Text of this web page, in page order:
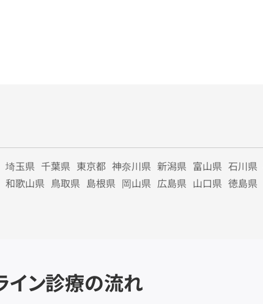
埼玉県 千葉県 東京都 神奈川県 新潟県 富山県 石川県
和歌山県 鳥取県 島根県 岡山県 広島県 山口県 徳島県
イン診療の流れ